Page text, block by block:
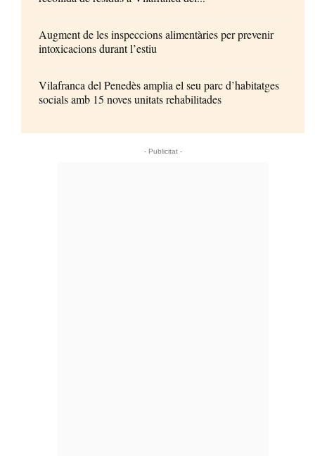
Augment de les inspeccions alimentàries per prevenir
intoxicacions durant l’estiu
Vilafranca del Penedès amplia el seu parc d’habitatges
socials amb 15 noves unitats rehabilitades
- Publicitat -